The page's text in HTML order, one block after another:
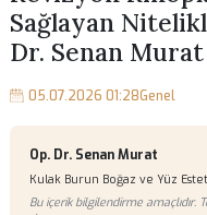
Revizyon
Sağlayan
Dr. Senan